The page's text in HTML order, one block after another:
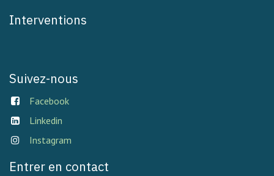
Interventions
Suivez-nous
Facebook
Linkedin
Instagram
Entrer en contact